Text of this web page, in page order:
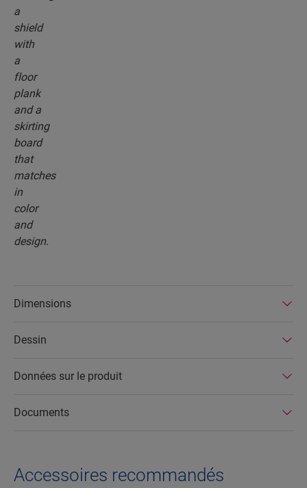
Dimensions
Dessin
Données sur le produit
Documents
Accessoires recommandés